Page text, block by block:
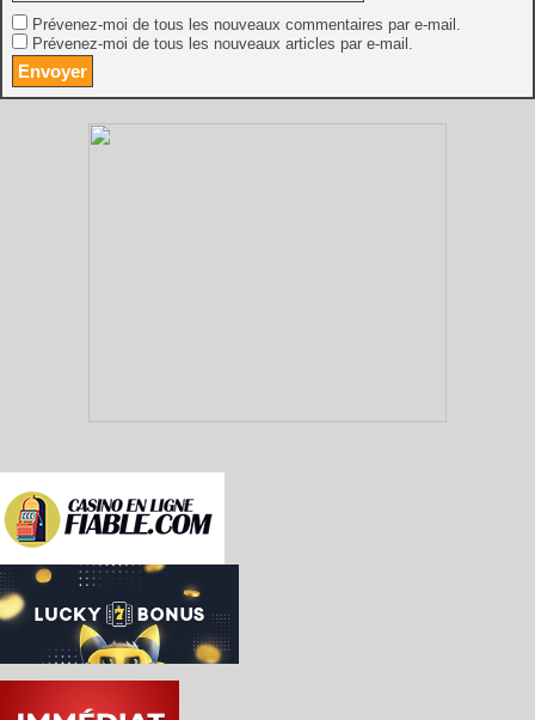
Prévenez-moi de tous les nouveaux commentaires par e-mail.
Prévenez-moi de tous les nouveaux articles par e-mail.